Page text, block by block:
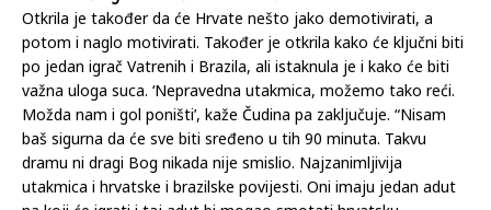
Otkrila je također da će Hrvate nešto jako demotivirati, a
potom i naglo motivirati. Također je otkrila kako će ključni biti
po jedan igrač Vatrenih i Brazila, ali istaknula je i kako će biti
važna uloga suca. ‘Nepravedna utakmica, možemo tako reći.
Možda nam i gol poništi’, kaže Čudina pa zaključuje. “Nisam
baš sigurna da će sve biti sređeno u tih 90 minuta. Takvu
dramu ni dragi Bog nikada nije smislio. Najzanimljivija
utakmica i hrvatske i brazilske povijesti. Oni imaju jedan adut